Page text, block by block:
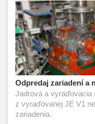
Odpredaj zariadení a
Jadrová a vyraďovacia
z vyraďovanej JE V1
zariadenia.